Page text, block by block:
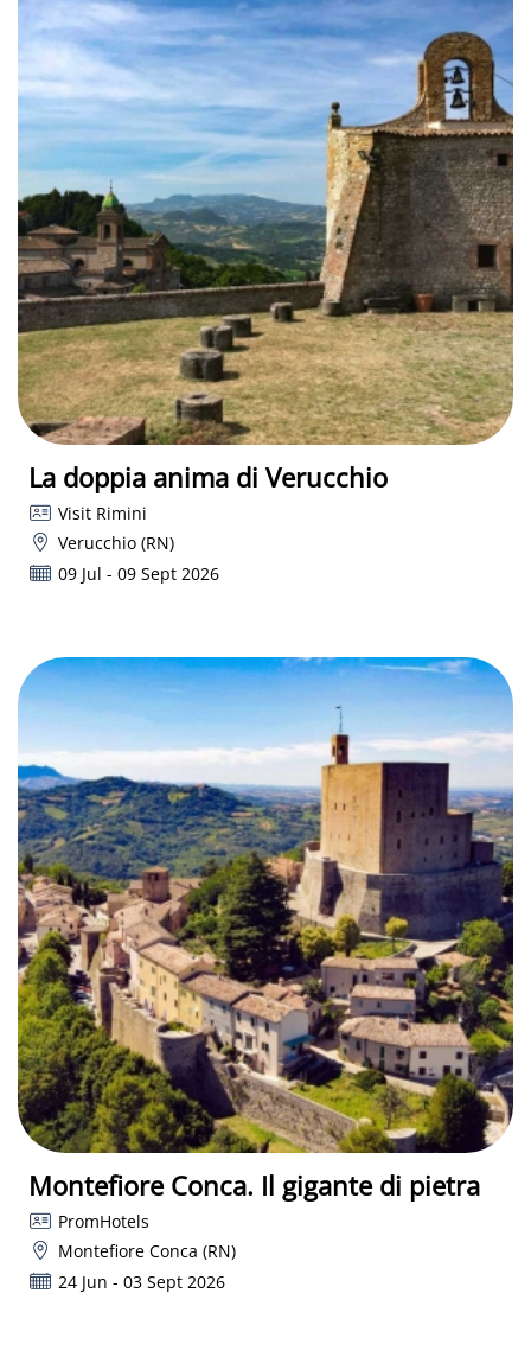
La doppia anima di Verucchio
Visit Rimini
Verucchio (RN)
09 Jul - 09 Sept 2026
Montefiore Conca. Il gigante di pietra
PromHotels
Montefiore Conca (RN)
24 Jun - 03 Sept 2026